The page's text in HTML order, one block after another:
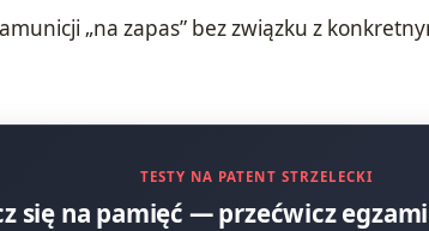
„na zapas” bez związku z
TESTY NA PATENT STRZELECKI
się na pamięć — przećwicz